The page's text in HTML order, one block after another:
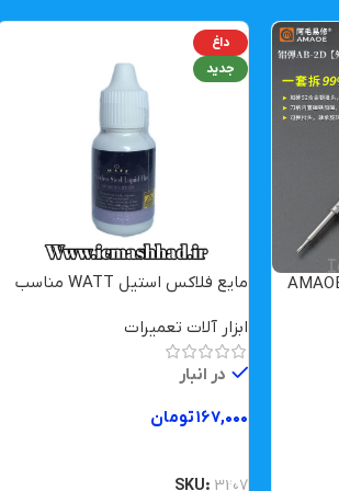
داغ
جدید
مایع فلاکس استیل WATT مناسب
ابزار آلات تعمیرات
در انبار
۱۶۷,۰۰۰تومان
SKU: 3207